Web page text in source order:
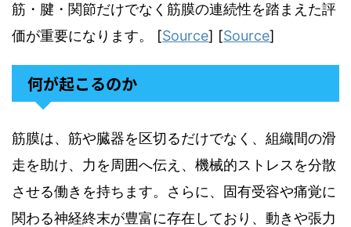
筋・腱・関節だけでなく筋膜の連続性を踏まえた評
価が重要になります。 [Source] [Source]
何が起こるのか
筋膜は、筋や臓器を区切るだけでなく、組織間の滑
走を助け、力を周囲へ伝え、機械的ストレスを分散
させる働きを持ちます。さらに、固有受容や痛覚に
関わる神経終末が豊富に存在しており、動きや張力